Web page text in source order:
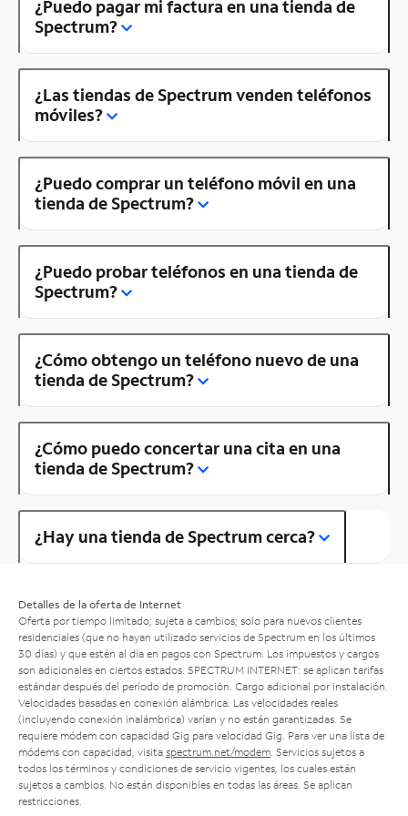
¿Puedo pagar mi factura en una tienda de
Spectrum?
¿Las tiendas de Spectrum venden teléfonos
móviles?
¿Puedo comprar un teléfono móvil en una
tienda de Spectrum?
¿Puedo probar teléfonos en una tienda de
Spectrum?
¿Cómo obtengo un teléfono nuevo de una
tienda de Spectrum?
¿Cómo puedo concertar una cita en una
tienda de Spectrum?
¿Hay una tienda de Spectrum cerca?
Detalles de la oferta de Internet
Oferta por tiempo limitado; sujeta a cambios; solo para nuevos clientes
residenciales (que no hayan utilizado servicios de Spectrum en los últimos
30 días) y que estén al día en pagos con Spectrum. Los impuestos y cargos
son adicionales en ciertos estados. SPECTRUM INTERNET: se aplican tarifas
estándar después del período de promoción. Cargo adicional por instalación.
Velocidades basadas en conexión alámbrica. Las velocidades reales
(incluyendo conexión inalámbrica) varían y no están garantizadas. Se
requiere módem con capacidad Gig para velocidad Gig. Para ver una lista de
módems con capacidad, visita spectrum.net/modem . Servicios sujetos a
todos los términos y condiciones de servicio vigentes, los cuales están
sujetos a cambios. No están disponibles en todas las áreas. Se aplican
restricciones.